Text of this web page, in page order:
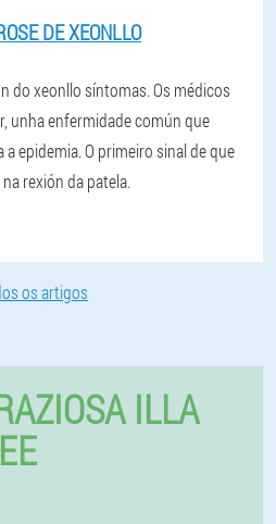
DE XEONLLO
do xeonllo síntomas. Os médicos
unha enfermidade común que
epidemia. O primeiro sinal de que
rexión da patela.
os artigos
ILLA